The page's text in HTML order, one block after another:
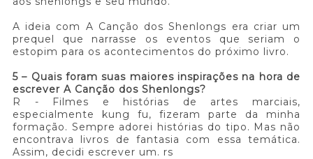
A ideia com A Canção dos Shenlongs era criar um
prequel que narrasse os eventos que seriam o
estopim para os acontecimentos do próximo livro.
5 – Quais foram suas maiores inspirações na hora de
escrever A Canção dos Shenlongs?
R - Filmes e histórias de artes marciais,
especialmente kung fu, fizeram parte da minha
formação. Sempre adorei histórias do tipo. Mas não
encontrava livros de fantasia com essa temática.
Assim, decidi escrever um. rs